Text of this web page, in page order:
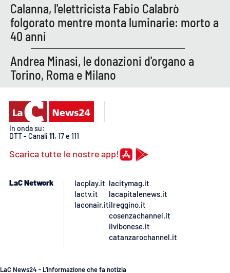
Calanna, l'elettricista Fabio Calabrò
folgorato mentre monta luminarie: morto a
40 anni
Andrea Minasi, le donazioni d'organo a
Torino, Roma e Milano
In onda su:
DTT - Canali 11, 17 e 111
Scarica tutte le nostre app!
LaC Network
lacplay.it
lactv.it
laconair.it
lacitymag.it
lacapitalenews.it
ilreggino.it
cosenzachannel.it
ilvibonese.it
catanzarochannel.it
LaC News24 - L’informazione che fa notizia